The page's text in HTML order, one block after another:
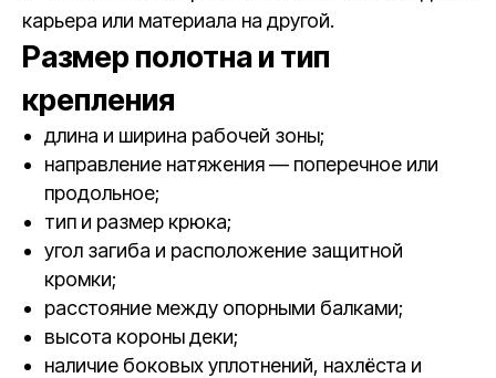
карьера или материала на другой.
Размер полотна и тип
крепления
длина и ширина рабочей зоны;
направление натяжения — поперечное или
продольное;
тип и размер крюка;
угол загиба и расположение защитной
кромки;
расстояние между опорными балками;
высота короны деки;
наличие боковых уплотнений, нахлёста и